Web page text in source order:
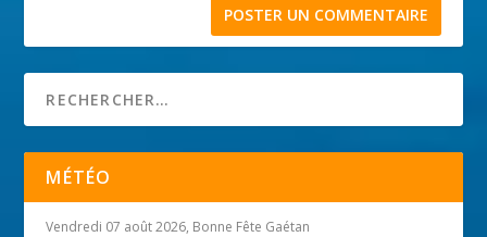
MÉTÉO
Vendredi 07 août 2026, Bonne Fête Gaétan